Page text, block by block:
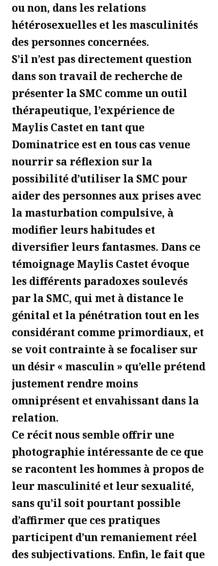
ou non, dans les relations
hétérosexuelles et les masculinités
des personnes concernées.
S’il n’est pas directement question
dans son travail de recherche de
présenter la SMC comme un outil
thérapeutique, l’expérience de
Maylis Castet en tant que
Dominatrice est en tous cas venue
nourrir sa réflexion sur la
possibilité d’utiliser la SMC pour
aider des personnes aux prises avec
la masturbation compulsive, à
modifier leurs habitudes et
diversifier leurs fantasmes. Dans ce
témoignage Maylis Castet évoque
les différents paradoxes soulevés
par la SMC, qui met à distance le
génital et la pénétration tout en les
considérant comme primordiaux, et
se voit contrainte à se focaliser sur
un désir « masculin » qu’elle prétend
justement rendre moins
omniprésent et envahissant dans la
relation.
Ce récit nous semble offrir une
photographie intéressante de ce que
se racontent les hommes à propos de
leur masculinité et leur sexualité,
sans qu’il soit pourtant possible
d’affirmer que ces pratiques
participent d’un remaniement réel
des subjectivations. Enfin, le fait que